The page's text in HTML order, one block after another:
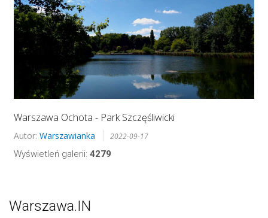
Warszawa Ochota - Park Szczęśliwicki
Autor: Warszawianka 2022-09-17
Wyświetleń galerii: 4279
Warszawa.IN